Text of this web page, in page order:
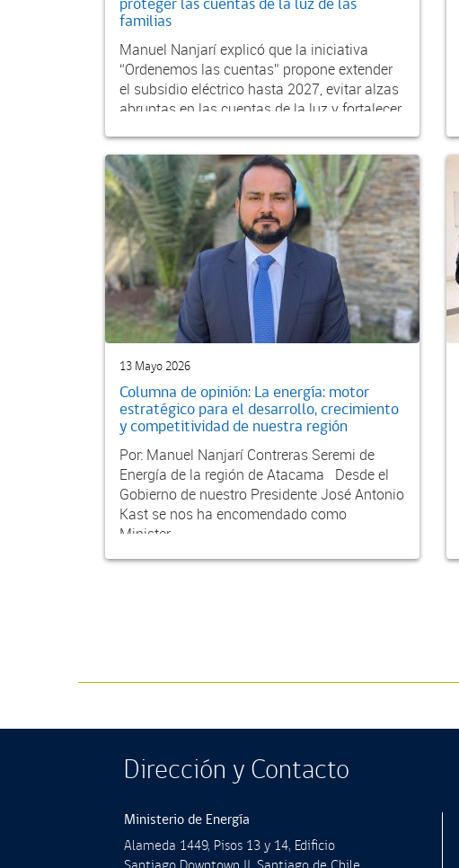
proteger las cuentas de la luz de las
familias
Manuel Nanjarí explicó que la iniciativa
“Ordenemos las cuentas” propone extender
el subsidio eléctrico hasta 2027, evitar alzas
abruptas en las cuentas de la luz y fortalecer
13 Mayo 2026
Columna de opinión: La energía: motor
estratégico para el desarrollo, crecimiento
y competitividad de nuestra región
Por: Manuel Nanjarí Contreras Seremi de
Energía de la región de Atacama Desde el
Gobierno de nuestro Presidente José Antonio
Kast se nos ha encomendado como
Minister...
Dirección y Contacto
Ministerio de Energía
Alameda 1449, Pisos 13 y 14, Ediﬁcio